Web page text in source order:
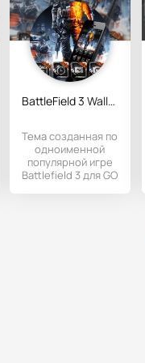
BattleField 3 Wallpaper Theme
Тема созданная по
одноименной
популярной игре
Battlefield 3 для GO